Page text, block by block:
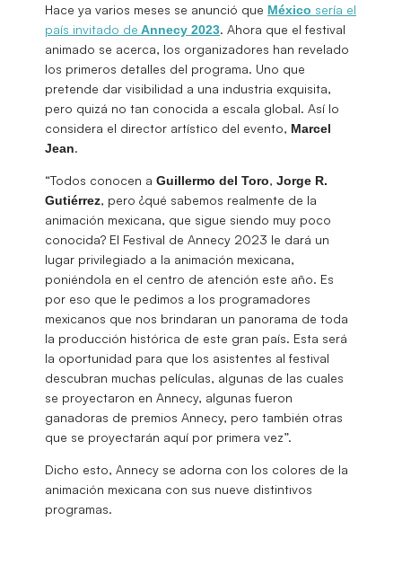
Hace ya varios meses se anunció que México sería el
país invitado de Annecy 2023. Ahora que el festival
animado se acerca, los organizadores han revelado
los primeros detalles del programa. Uno que
pretende dar visibilidad a una industria exquisita,
pero quizá no tan conocida a escala global. Así lo
considera el director artístico del evento, Marcel
Jean.
“Todos conocen a Guillermo del Toro, Jorge R.
Gutiérrez, pero ¿qué sabemos realmente de la
animación mexicana, que sigue siendo muy poco
conocida? El Festival de Annecy 2023 le dará un
lugar privilegiado a la animación mexicana,
poniéndola en el centro de atención este año. Es
por eso que le pedimos a los programadores
mexicanos que nos brindaran un panorama de toda
la producción histórica de este gran país. Esta será
la oportunidad para que los asistentes al festival
descubran muchas películas, algunas de las cuales
se proyectaron en Annecy, algunas fueron
ganadoras de premios Annecy, pero también otras
que se proyectarán aquí por primera vez”.
Dicho esto, Annecy se adorna con los colores de la
animación mexicana con sus nueve distintivos
programas.